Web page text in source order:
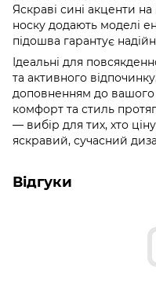
Яскраві сині акценти на
носку додають моделі
підошва гарантує
Ідеальні для
та активного
доповненням до
комфорт та стиль
— вибір для тих, хто
яскравий, сучасний
Відгуки